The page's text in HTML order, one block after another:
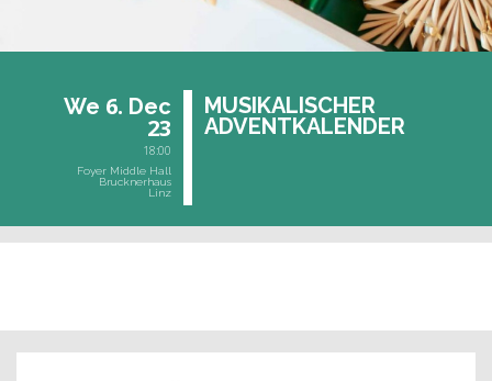
We 6. Dec
23
18:00
Foyer Middle Hall
Brucknerhaus
Linz
MU­SI­KA­LI­SCHER
AD­VENT­KA­LEN­DER